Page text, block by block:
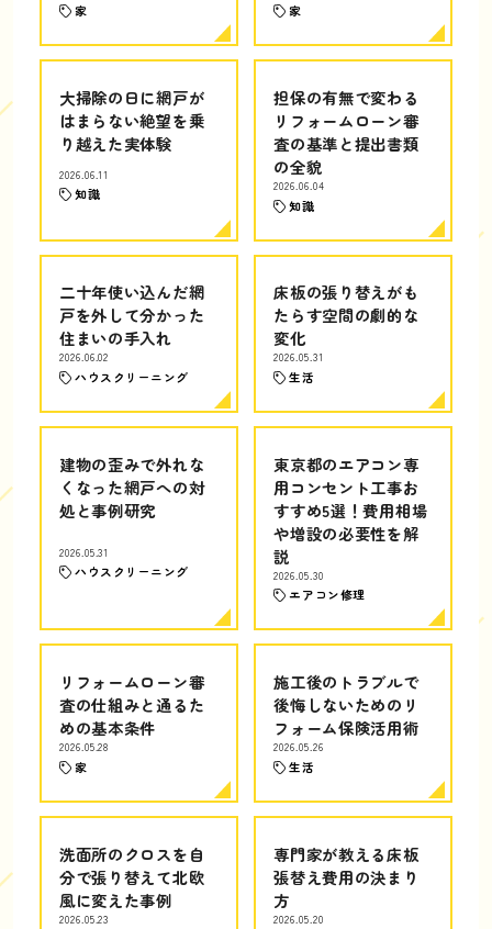
家 家
大掃除の日に網戸が
はまらない絶望を乗
り越えた実体験
2026.06.11
知識
担保の有無で変わる
リフォームローン審
査の基準と提出書類
の全貌
2026.06.04
知識
二十年使い込んだ網
戸を外して分かった
住まいの手入れ
2026.06.02
ハウスクリーニング
床板の張り替えがも
たらす空間の劇的な
変化
2026.05.31
生活
建物の歪みで外れな
くなった網戸への対
処と事例研究
2026.05.31
ハウスクリーニング
東京都のエアコン専
用コンセント工事お
すすめ5選！費用相場
や増設の必要性を解
説
2026.05.30
エアコン修理
リフォームローン審
査の仕組みと通るた
めの基本条件
2026.05.28
家
施工後のトラブルで
後悔しないためのリ
フォーム保険活用術
2026.05.26
生活
洗面所のクロスを自
分で張り替えて北欧
風に変えた事例
2026.05.23
専門家が教える床板
張替え費用の決まり
方
2026.05.20